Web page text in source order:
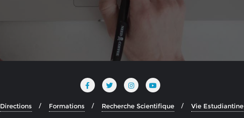
Directions Formations Recherche Scientifique Vie Estudiantine